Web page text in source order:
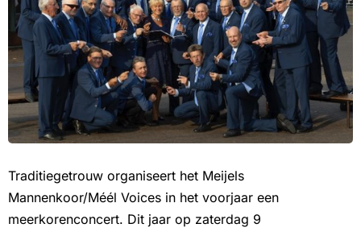
Traditiegetrouw organiseert het Meijels
Mannenkoor/Méél Voices in het voorjaar een
meerkorenconcert. Dit jaar op zaterdag 9